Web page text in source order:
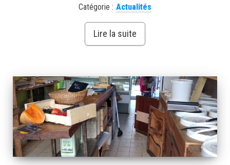
Catégorie : Actualités
Lire la suite